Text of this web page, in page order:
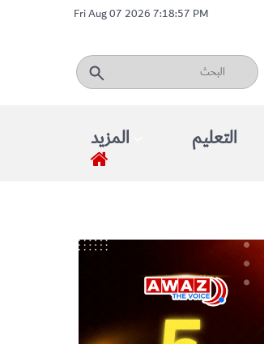
Fri Aug 07 2026 7:18:57 PM
المزيد التعليم